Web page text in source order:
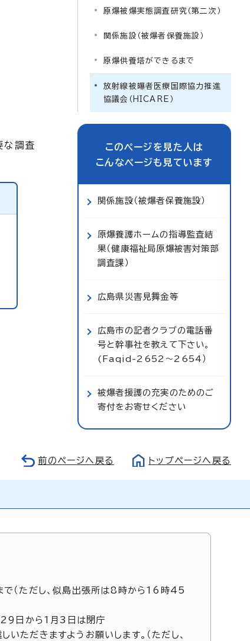
な調査
原爆被爆実態調査研究（第二次）
関係施設（被爆者保養施設）
原爆供養塔ができるまで
放射線被曝者医療国際協力推進
協議会（HICARE）
このページを見た人は
こんなページも見ています
関係施設（被爆者保養施設）
原爆養護ホームの指導監査結
果（健康福祉局原爆被害対策部
調査課）
広島県災害見舞金等
広島市の記者クラブの電話番
号と幹事社を教えて下さい。
(Faqid-2652～2654）
被爆者援護の充実のためのご
寄付をお寄せください
前のページへ戻る トップページへ戻る
（ただし、似島出張所は8時から16時45
29日から1月3日は閉庁
ただきますようお願いします。（ただし、